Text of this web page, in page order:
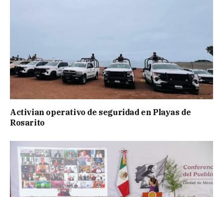
Activian operativo de seguridad en Playas de
Rosarito